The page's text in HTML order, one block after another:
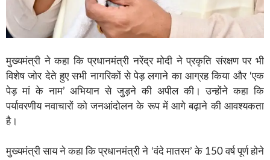
मुख्यमंत्री ने कहा कि प्रधानमंत्री नरेंद्र मोदी ने प्रकृति संरक्षण पर भी
विशेष जोर देते हुए सभी नागरिकों से पेड़ लगाने का आग्रह किया और ‘एक
पेड़ मां के नाम’ अभियान से जुड़ने की अपील की। उन्होंने कहा कि
पर्यावरणीय नवाचारों को जनआंदोलन के रूप में आगे बढ़ाने की आवश्यकता
है।
मुख्यमंत्री साय ने कहा कि प्रधानमंत्री ने ‘वंदे मातरम’ के 150 वर्ष पूर्ण होने